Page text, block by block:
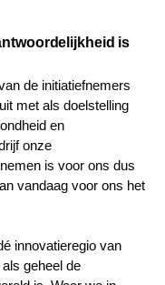
is
de initiatiefnemers
met als doelstelling
en
onze
is voor ons dus
vandaag voor ons het
innovatieregio van
geheel de